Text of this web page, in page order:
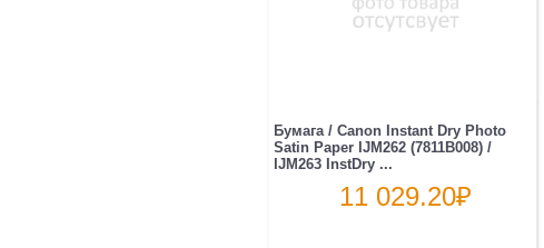
Бумага / Canon Instant Dry Photo
Satin Paper IJM262 (7811B008) /
IJM263 InstDry ...
11 029.20₽